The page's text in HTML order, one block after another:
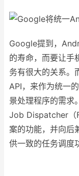
Google提到，
的寿命，而要让手
务有很大的关系
API，来作为统一
景处理程序的需求
Job Dispatcher（
案的功能，并向后
供一致的任务调度